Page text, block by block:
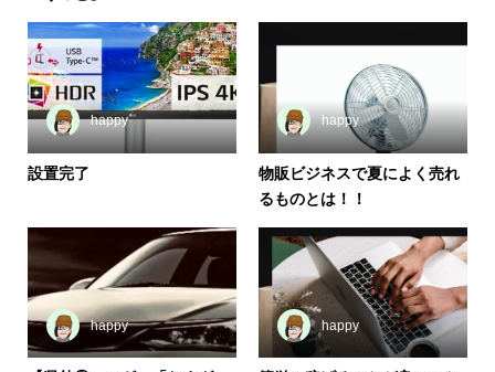
happy
設置完了
happy
物販ビジネスで夏によく売れ
るものとは！！
happy happy